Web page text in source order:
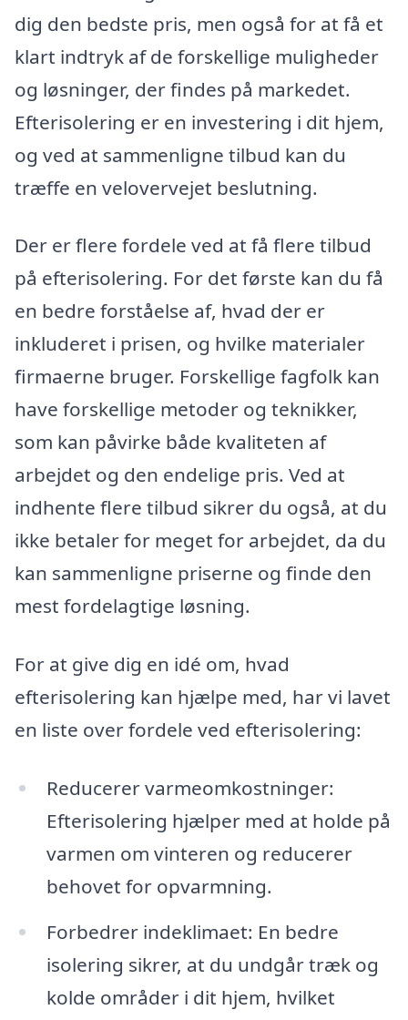
dig den bedste pris, men også for at få et
klart indtryk af de forskellige muligheder
og løsninger, der findes på markedet.
Efterisolering er en investering i dit hjem,
og ved at sammenligne tilbud kan du
træffe en velovervejet beslutning.
Der er flere fordele ved at få flere tilbud
på efterisolering. For det første kan du få
en bedre forståelse af, hvad der er
inkluderet i prisen, og hvilke materialer
firmaerne bruger. Forskellige fagfolk kan
have forskellige metoder og teknikker,
som kan påvirke både kvaliteten af
arbejdet og den endelige pris. Ved at
indhente flere tilbud sikrer du også, at du
ikke betaler for meget for arbejdet, da du
kan sammenligne priserne og finde den
mest fordelagtige løsning.
For at give dig en idé om, hvad
efterisolering kan hjælpe med, har vi lavet
en liste over fordele ved efterisolering:
Reducerer varmeomkostninger:
Efterisolering hjælper med at holde på
varmen om vinteren og reducerer
behovet for opvarmning.
Forbedrer indeklimaet: En bedre
isolering sikrer, at du undgår træk og
kolde områder i dit hjem, hvilket